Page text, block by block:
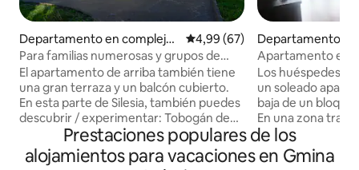
Departamento en complejo
residencial en Grabów
Calificación promedio: 4,99 de
4,99 (67)
Para familias numerosas y grupos de
hasta 10 personas
El apartamento de arriba también tiene
una gran terraza y un balcón cubierto.
En esta parte de Silesia, también puedes
descubrir / experimentar: Tobogán de
trineos de verano a 19 km Paisaje
lacustre Turawa / parque de escalada 18
km Silesia Ring / aeródromo (vuelos
Departamento
Wielki
Apartamento en
Wielki
Los huéspedes
un soleado
baja de un
En una zona
vegetación. ---- Un soleado
apartamento en
balcón en un bloque de pisos está
Prestaciones populares de los
alojamientos para vacaciones en Gmina